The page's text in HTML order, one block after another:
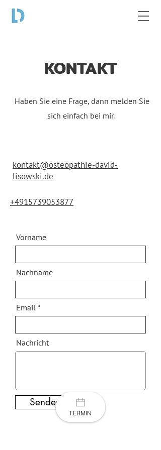
KONTAKT
Haben Sie eine Frage, dann melden Sie
sich einfach bei mir.
kontakt@osteopathie-david-
lisowski.de
+4915739053877
Vorname
Nachname
Email
Nachricht
Senden
TERMIN